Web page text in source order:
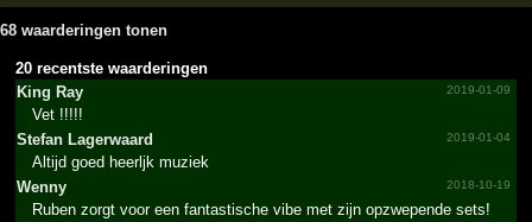
68 waarderingen tonen
20 recentste waarderingen
King Ray
2019-01-09
Vet !!!!!
Stefan Lagerwaard
2019-01-04
Altijd goed heerljk muziek
Wenny
2018-10-19
Ruben zorgt voor een fantastische vibe met zijn opzwepende sets!